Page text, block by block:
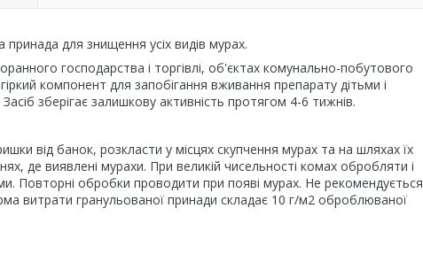
для знищення усіх видів мурах.
господарства і торгівлі, об'єктах комунально-побутового
компонент для запобігання вживання препарату дітьми і
зберігає залишкову активність протягом 4-6 тижнів.
від банок, розкласти у місцях скупчення мурах та на шляхах їх
де виявлені мурахи. При великій чисельності комах обробляти і
Повторні обробки проводити при появі мурах. Не рекомендується
витрати гранульованої принади складає 10 г/м2 оброблюваної